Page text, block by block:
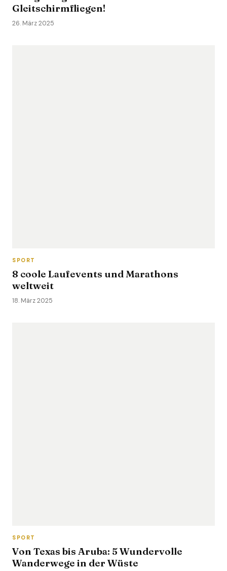
Gleitschirmfliegen!
26. März 2025
SPORT
8 coole Laufevents und Marathons
weltweit
18. März 2025
SPORT
Von Texas bis Aruba: 5 Wundervolle
Wanderwege in der Wüste